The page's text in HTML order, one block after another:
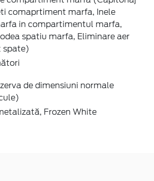
comaprtiment marfa, Inele
in compartimentul marfa,
spatiu marfa, Eliminare aer
spate)
de dimensiuni normale
Frozen White